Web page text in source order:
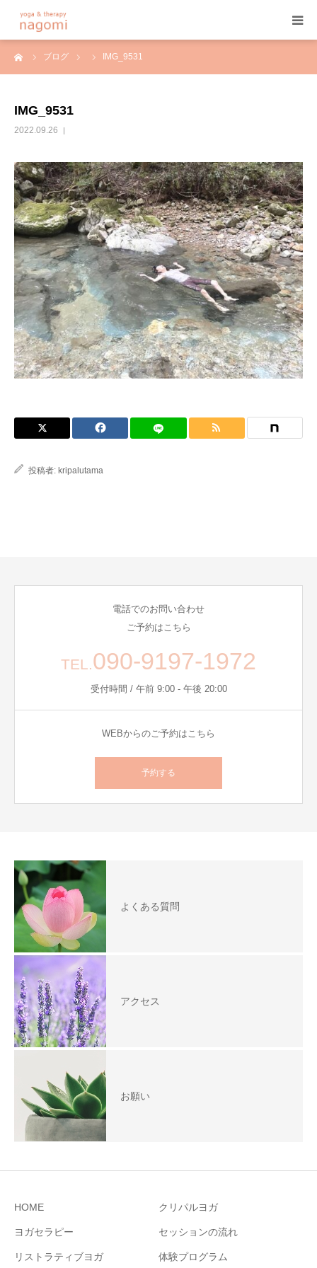
ブログ IMG_9531
IMG_9531
2022.09.26
投稿者: kripalutama
電話でのお問い合わせ
ご予約はこちら
TEL.090-9197-1972
受付時間 / 午前 9:00 - 午後 20:00
WEBからのご予約はこちら
予約する
よくある質問
アクセス
お願い
HOME クリパルヨガ
ヨガセラピー セッションの流れ
リストラティブヨガ 体験プログラム
HOME
ヨガセラピー
アーユルヴェーダ
プログラム&料金
ご予約
ブログ